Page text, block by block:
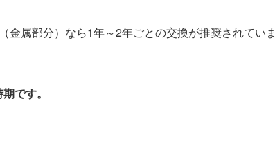
属部分）なら1年～2年ごとの交換が推奨されていま
です。